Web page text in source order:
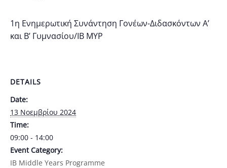
1η Ενημερωτική Συνάντηση Γονέων-Διδασκόντων Α’
και Β’ Γυμνασίου/ΙΒ ΜΥΡ
DETAILS
Date:
13 Νοεμβρίου 2024
Time:
09:00 - 14:00
Event Category:
IB Middle Years Programme